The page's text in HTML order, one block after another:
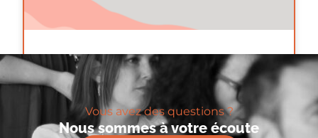
Bel été à tous
Lire La Suite
Vous avez des questions ?
Nous sommes à votre écoute